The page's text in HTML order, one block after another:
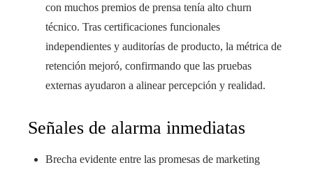
con muchos premios de prensa tenía alto churn
técnico. Tras certificaciones funcionales
independientes y auditorías de producto, la métrica de
retención mejoró, confirmando que las pruebas
externas ayudaron a alinear percepción y realidad.
Señales de alarma inmediatas
Brecha evidente entre las promesas de marketing